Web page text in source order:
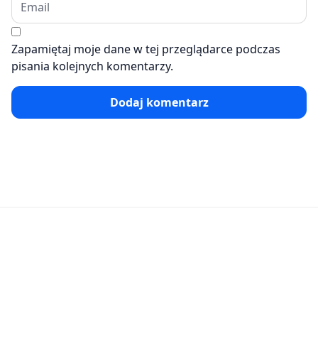
Zapamiętaj moje dane w tej przeglądarce podczas
pisania kolejnych komentarzy.
Dodaj komentarz